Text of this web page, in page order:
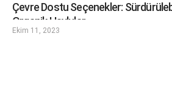
Çevre Dostu Seçenekler:
Organik Havlular
Ekim 11, 2023